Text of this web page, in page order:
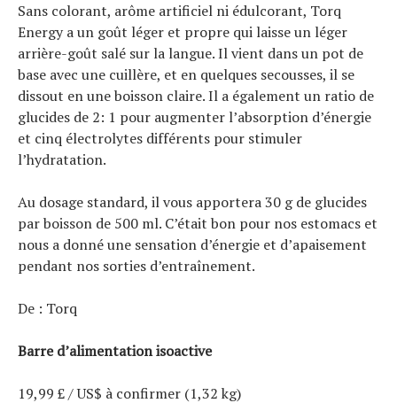
Sans colorant, arôme artificiel ni édulcorant, Torq
Energy a un goût léger et propre qui laisse un léger
arrière-goût salé sur la langue. Il vient dans un pot de
base avec une cuillère, et en quelques secousses, il se
dissout en une boisson claire. Il a également un ratio de
glucides de 2: 1 pour augmenter l’absorption d’énergie
et cinq électrolytes différents pour stimuler
l’hydratation.
Au dosage standard, il vous apportera 30 g de glucides
par boisson de 500 ml. C’était bon pour nos estomacs et
nous a donné une sensation d’énergie et d’apaisement
pendant nos sorties d’entraînement.
De : Torq
Barre d’alimentation isoactive
19,99 £ / US$ à confirmer (1,32 kg)